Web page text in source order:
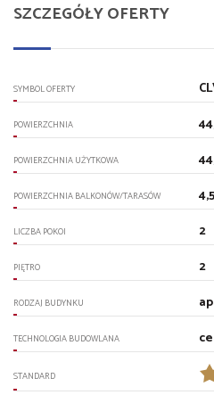
SZCZEGÓŁY OFERTY
SYMBOL OFERTY
POWIERZCHNIA
POWIERZCHNIA UŻYTKOWA
POWIERZCHNIA BALKONÓW/TARASÓW
LICZBA POKOI 2
PIĘTRO 2
RODZAJ BUDYNKU
TECHNOLOGIA BUDOWLANA
STANDARD